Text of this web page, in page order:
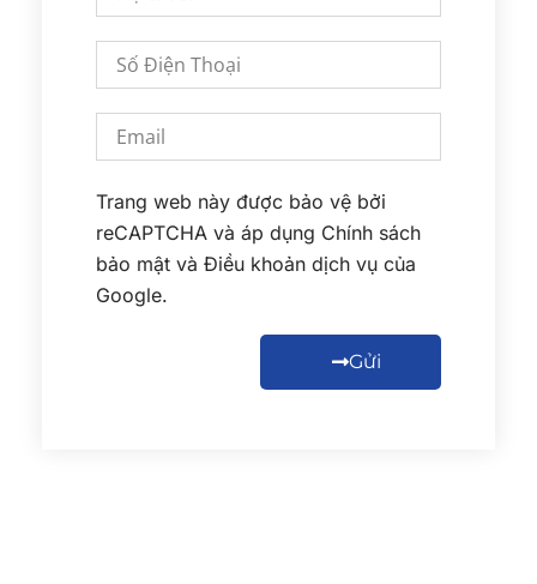
Trang web này được bảo vệ bởi
reCAPTCHA và áp dụng Chính sách
bảo mật và Điều khoản dịch vụ của
Google.
Gửi